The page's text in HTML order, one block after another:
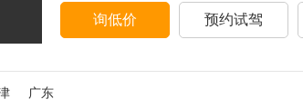
询低价 预约试驾
广东